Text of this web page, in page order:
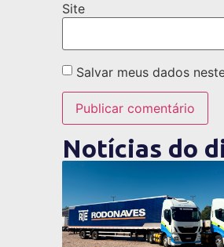
Site
Salvar meus dados
Notícias do
ir para notícia